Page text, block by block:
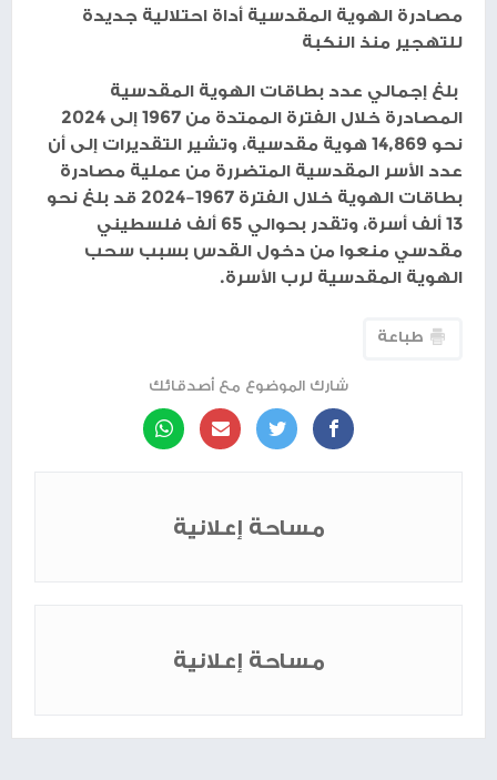
مصادرة الهوية المقدسية أداة احتلالية جديدة
للتهجير منذ النكبة
بلغ إجمالي عدد بطاقات الهوية المقدسية
المصادرة خلال الفترة الممتدة من 1967 إلى 2024
نحو 14,869 هوية مقدسية، وتشير التقديرات إلى أن
عدد الأسر المقدسية المتضررة من عملية مصادرة
بطاقات الهوية خلال الفترة 1967–2024 قد بلغ نحو
13 ألف أسرة، وتقدر بحوالي 65 ألف فلسطيني
مقدسي منعوا من دخول القدس بسبب سحب
الهوية المقدسية لرب الأسرة.
طباعة
شارك الموضوع مع أصدقائك
مساحة إعلانية
مساحة إعلانية